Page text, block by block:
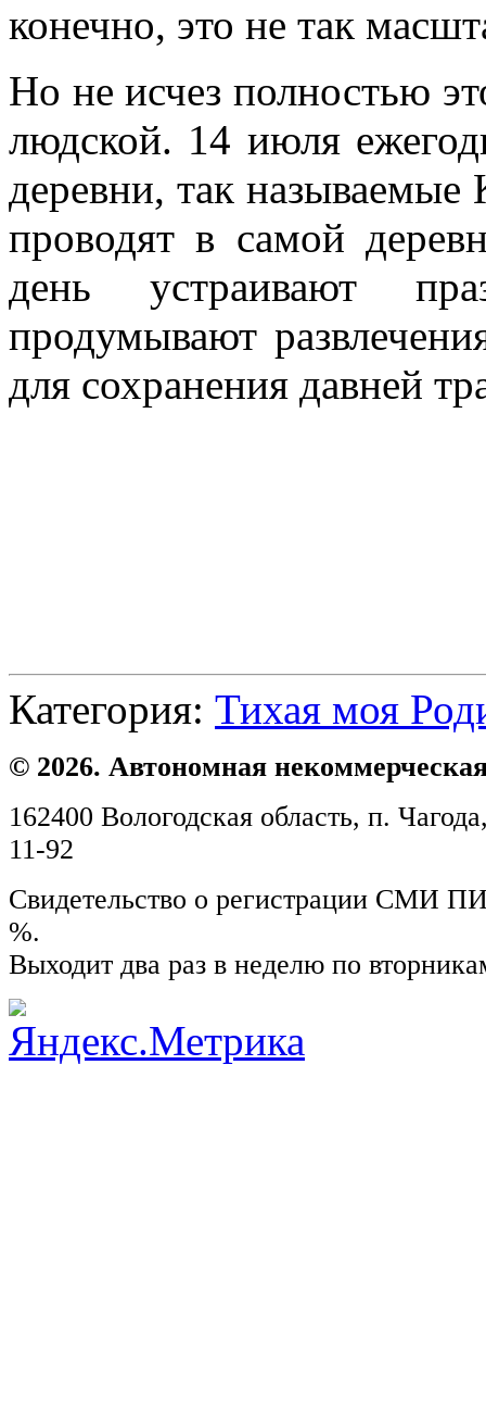
конечно, это не так
Но не исчез полностью
людской. 14 июля
деревни, так
проводят в самой
день устраивают
продумывают
для сохранения давней
Категория: Тихая моя
© 2026. Автономная
162400 Вологодская область, п.
11-92
Свидетельство о регистрации СМИ
%.
Выходит два раз в неделю по